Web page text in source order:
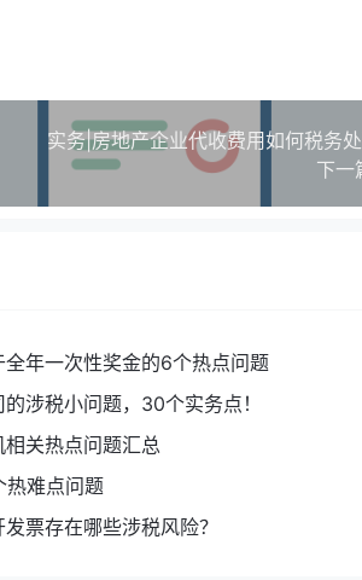
负差，可结转下一纳税期与下期转让金
算，选择后36个月内不得变更。
(财税〔2016〕36号)附件3规定：“一
税政策的通知》(财税〔2016〕140号)
不属于《销售服务、无形资产、不动产
前已征的应予免征或不征的增值税，
实务|房地产企业代收费用如何税务处
下一
全年一次性奖金的6个热点问题
涉税小问题，30个实务点！
关热点问题汇总
热难点问题
票存在哪些涉税风险？